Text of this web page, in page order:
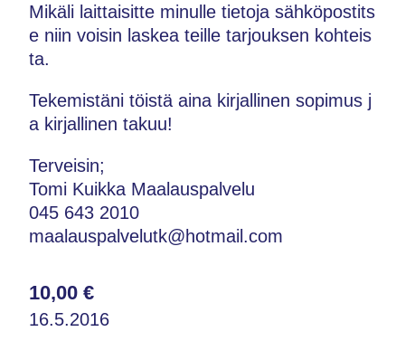
Mikäli laittaisitte minulle tietoja sähköpostits
e niin voisin laskea teille tarjouksen kohteis
ta.
Tekemistäni töistä aina kirjallinen sopimus j
a kirjallinen takuu!
Terveisin;
Tomi Kuikka Maalauspalvelu
045 643 2010
maalauspalvelutk@hotmail.com
10,00 €
16.5.2016